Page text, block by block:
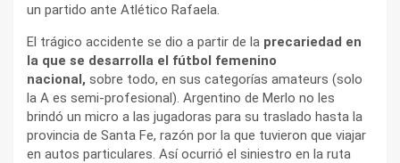
un partido ante Atlético Rafaela.
El trágico accidente se dio a partir de la precariedad en
la que se desarrolla el fútbol femenino
nacional, sobre todo, en sus categorías amateurs (solo
la A es semi-profesional). Argentino de Merlo no les
brindó un micro a las jugadoras para su traslado hasta la
provincia de Santa Fe, razón por la que tuvieron que viajar
en autos particulares. Así ocurrió el siniestro en la ruta